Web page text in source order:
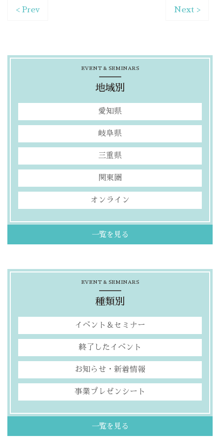
< Prev Next >
EVENT & SEMINARS
地域別
愛知県
岐阜県
三重県
関東圏
オンライン
一覧を見る
EVENT & SEMINARS
種類別
イベント＆セミナー
終了したイベント
お知らせ・新着情報
事業プレゼンシート
一覧を見る